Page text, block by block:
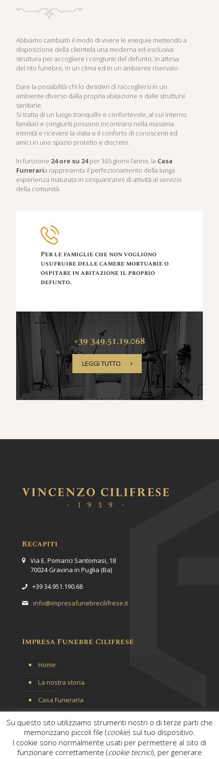
Abbiamo cambiato il modo di vivere le esequie mettendo a
disposizione della clientela una moderna ed esclusiva
struttura per accogliere i congiunti del defunto, in attesa
del rito funebre, in un clima ed in un ambiente riservato.
Dare la possibilità chi lo desideri di raccogliersi in un
ambiente diverso dalla propria abitazione o dalle strutture
sanitarie.
Si tratta di un luogo tranquillo e confortevole, al cui interno
familiari e congiunti possono incontrarsi nella massima
intimità e ricevere la visita e il conforto di conoscenti ed
amici in uno spazio protetto e discreto.
In funzione 24 ore su 24per 365 giorni l’anno, la Casa
Funeraria rappresenta il perfezionamento della lunga
esperienza maturata in cinquant’anni di attività al servizio
della comunità.
Per le famiglie che non vogliono
usufruire delle camere mortuarie o
ospitare in abitazione il proprio
defunto.
+39 349.51.19.068
LEGGI TUTTO
Recapiti
Via E. Pomarici Santomasi, 18
70024 Gravina in Puglia (Ba)
+39 34.951.190.68
info@impresafunebrecilifrese.it
Impresa Funebre Cilifrese
Home
La nostra storia
Casa Funeraria
Contattaci
Su questo sito utilizziamo strumenti nostri o di terze parti che
memorizzano piccoli file (cookie) sul tuo dispositivo.
I cookie sono normalmente usati per permettere al sito di
funzionare correttamente (cookie tecnici), per generare